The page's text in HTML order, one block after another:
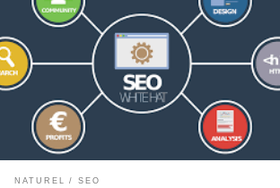
Optimiser votre site pour le SEO : Les meilleures
pratiques à suivre Avoir un site web attrayant et
fonctionnel est une étape cruciale pour toute
entreprise en ligne, mais cela ne suffit pas. Pour attirer
plus de visiteurs et améliorer votre visibilité en ligne, il
est essentiel d’optimiser votre site […]
NATUREL SEO